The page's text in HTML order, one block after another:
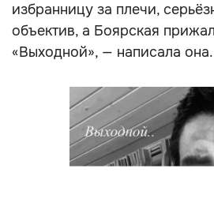
избранницу за плечи,
объектив, а Боярская
«Выходной», — написала она.